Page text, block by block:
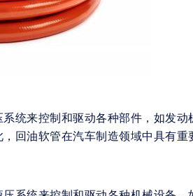
统来控制和驱动各种部件，如发
回油软管在汽车制造领域中具有重